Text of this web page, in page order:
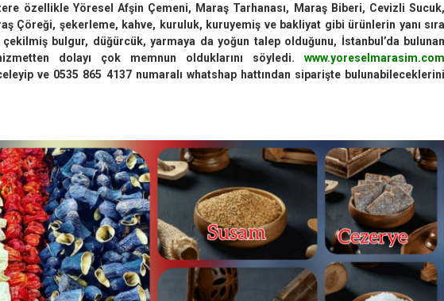
özellikle Yöresel Afşin Çemeni, Maraş Tarhanası, Maraş Biberi, Cevizli Sucuk,
Çöreği, şekerleme, kahve, kuruluk, kuruyemiş ve bakliyat gibi ürünlerin yanı sıra
bulgur, düğürcük, yarmaya da yoğun talep olduğunu, İstanbul’da bulunan
dolayı çok memnun olduklarını söyledi. www.yoreselmarasim.com
ve 0535 865 4137 numaralı whatshap hattından siparişte bulunabileceklerini